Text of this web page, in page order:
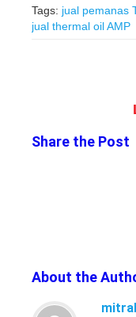
Tags: jual pemanas
jual thermal oil AMP
Share the Post
About the